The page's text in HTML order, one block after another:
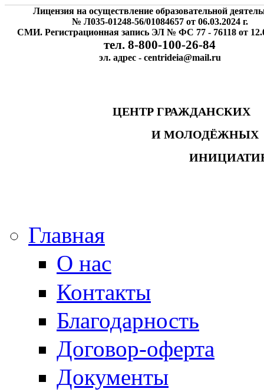
Лицензия на осуществление образовательной
№ Л035-01248-56/01084657 от 06.03.2024 г.
СМИ. Регистрационная запись ЭЛ № ФС 77 - 76118 от
тел. 8-800-100-26-84
эл. адрес - centrideia@mail.ru
ЦЕНТР
И
Главная
О нас
Контакты
Благодарность
Договор-оферта
Документы